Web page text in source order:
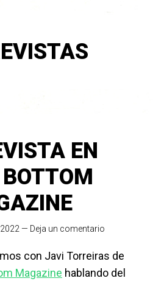
EN
— Deja un comentario
con Javi Torreiras de
Magazine hablando del